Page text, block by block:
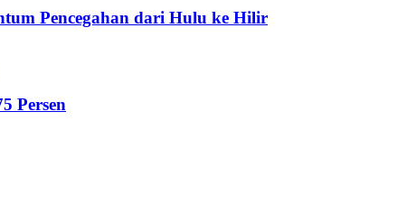
Pencegahan dari Hulu ke Hilir
Persen